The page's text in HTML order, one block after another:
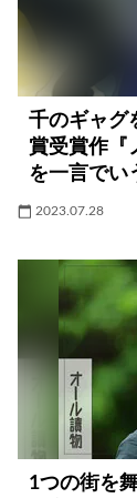
千のギャグ
賞受賞作
を一言でい
2023.07.28
1つの街を